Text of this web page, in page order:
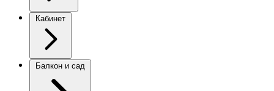
Кабинет
Балкон и сад